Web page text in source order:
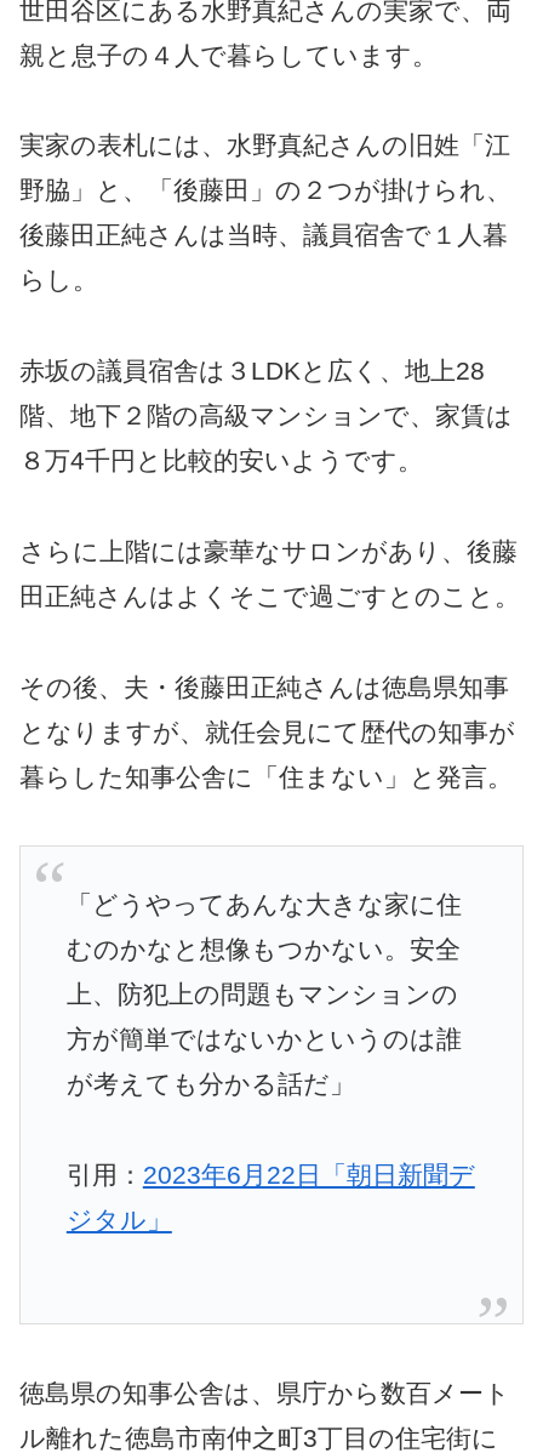
世田谷区にある水野真紀さんの実家で、両
親と息子の４人で暮らしています。
実家の表札には、水野真紀さんの旧姓「江
野脇」と、「後藤田」の２つが掛けられ、
後藤田正純さんは当時、議員宿舎で１人暮
らし。
赤坂の議員宿舎は３LDKと広く、地上28
階、地下２階の高級マンションで、家賃は
８万4千円と比較的安いようです。
さらに上階には豪華なサロンがあり、後藤
田正純さんはよくそこで過ごすとのこと。
その後、夫・後藤田正純さんは徳島県知事
となりますが、就任会見にて歴代の知事が
暮らした知事公舎に「住まない」と発言。
「どうやってあんな大きな家に住
むのかなと想像もつかない。安全
上、防犯上の問題も マンションの
方が簡単ではないかというのは誰
が考えても分かる話だ」
引用： 2023年6月22日「朝日新聞デ
ジタル」
徳島県の知事公舎は、県庁から数百メート
ル離れた徳島市南仲之町3丁目の住宅街に